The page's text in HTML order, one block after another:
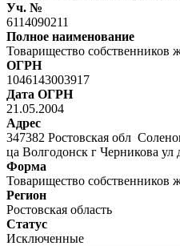
Уч. №
6114090211
Полное наименование
Товарищество собственников
ОГРН
1046143003917
Дата ОГРН
21.05.2004
Адрес
347382 Ростовская обл
ца Волгодонск г Черникова ул
Форма
Товарищество собственников
Регион
Ростовская область
Статус
Исключенные